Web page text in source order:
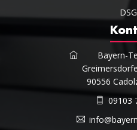
Bayern-
90556
09103